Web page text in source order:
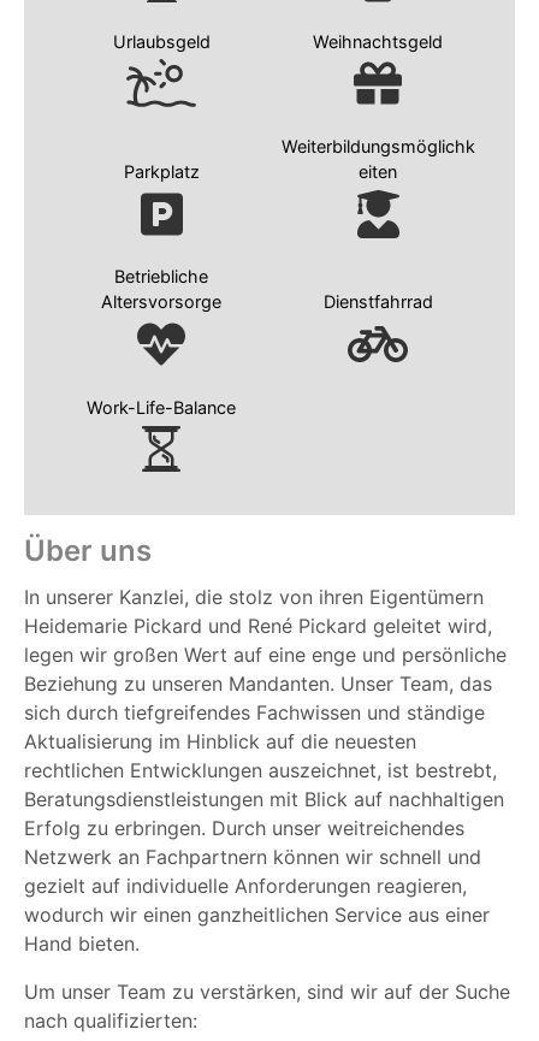
Über uns
In unserer Kanzlei, die stolz von ihren Eigentümern
Heidemarie Pickard und René Pickard geleitet wird,
legen wir großen Wert auf eine enge und persönliche
Beziehung zu unseren Mandanten. Unser Team, das
sich durch tiefgreifendes Fachwissen und ständige
Aktualisierung im Hinblick auf die neuesten
rechtlichen Entwicklungen auszeichnet, ist bestrebt,
Beratungsdienstleistungen mit Blick auf nachhaltigen
Erfolg zu erbringen. Durch unser weitreichendes
Netzwerk an Fachpartnern können wir schnell und
gezielt auf individuelle Anforderungen reagieren,
wodurch wir einen ganzheitlichen Service aus einer
Hand bieten.
Um unser Team zu verstärken, sind wir auf der Suche
nach qualifizierten:
Urlaubsgeld Weihnachtsgeld
Parkplatz
Weiterbildungsmöglichk
eiten
Betriebliche
Altersvorsorge
Dienstfahrrad
Work-Life-Balance